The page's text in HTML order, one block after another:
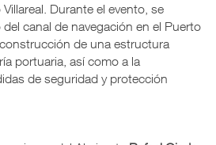
Durante el evento, se
canal de navegación en el Puerto
de una estructura
portuaria, así como a la
de seguridad y protección